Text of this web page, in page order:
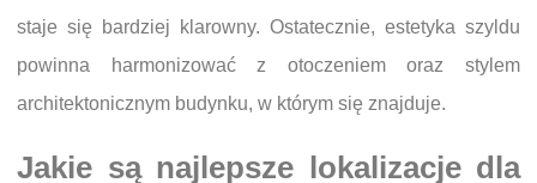
staje się bardziej klarowny. Ostatecznie, estetyka szyldu
powinna harmonizować z otoczeniem oraz stylem
architektonicznym budynku, w którym się znajduje.
Jakie są najlepsze lokalizacje dla